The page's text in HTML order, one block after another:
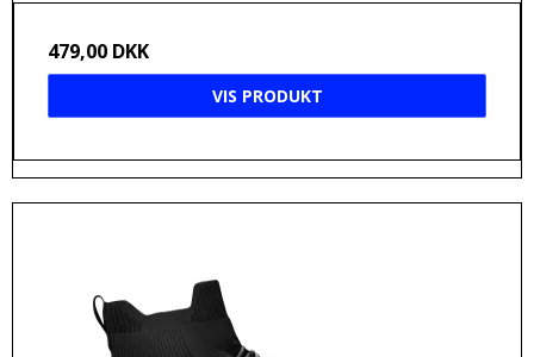
479,00 DKK
VIS PRODUKT